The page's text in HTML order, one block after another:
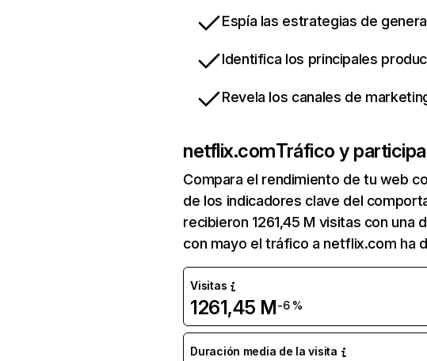
Espía las estrategias de
Identifica los principales
Revela los canales de
netflix.comTráfico y
Compara el rendimiento de tu web
de los indicadores clave del
recibieron 1261,45 M visitas con una
con mayo el tráfico a netflix.com ha
Visitas
1261,45 M-6 %
Duración media de la visita